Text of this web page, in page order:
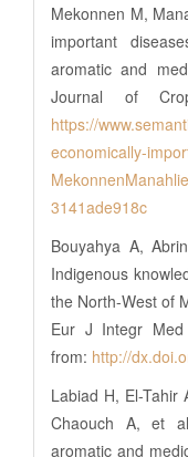
Mekonnen M,
important
aromatic and
Journal of
https://
economically-
3141ade918c
Bouyahya A,
Indigenous
the North-West of
Eur J Integr Med
from: http://
Labiad H, El-Tahir
Chaouch A, et
aromatic and